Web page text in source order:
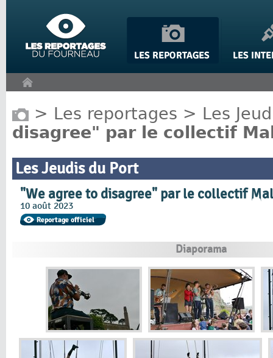
> Les reportages > Les
disagree" par le collectif
Les Jeudis du Port
"We agree to disagree" par le collectif
10 août 2023
Diaporama